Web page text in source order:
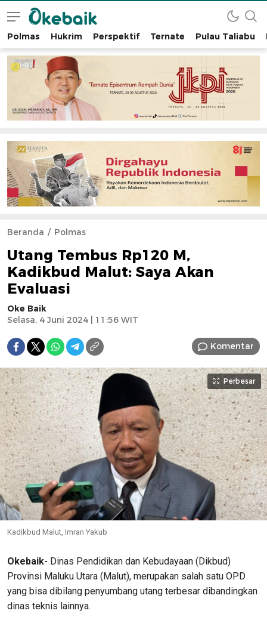
Okebaik.id
Baiknya Dibaca
Polmas Hukrim Perspektif Ternate Pulau Taliabu
Beranda Polmas
Utang Tembus Rp120 M,
Kadikbud Malut: Saya Akan
Evaluasi
Oke Baik
Selasa, 4 Juni 2024 | 11:56 WIT
Komentar
Perbesar
Kadikbud Malut, Imran Yakub
Okebaik- Dinas Pendidikan dan Kebudayaan (Dikbud)
Provinsi Maluku Utara (Malut), merupakan salah satu OPD
yang bisa dibilang penyumbang utang terbesar dibandingkan
dinas teknis lainnya.